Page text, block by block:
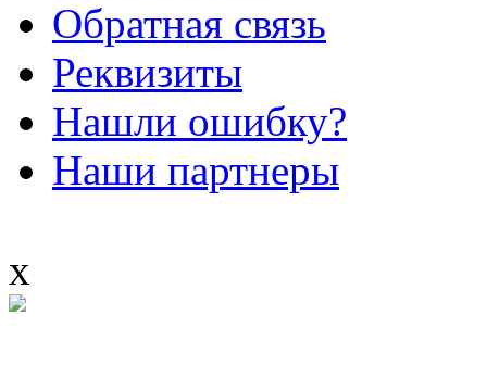
Обратная связь
Реквизиты
Нашли ошибку?
Наши партнеры
x